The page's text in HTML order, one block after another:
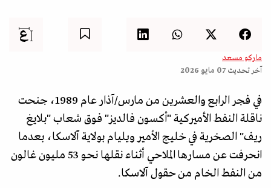
ماركو مسعد
آخر تحديث07 مايو 2026
في فجر الرابع والعشرين من مارس/آذار عام 1989، جنحت
ناقلة النفط الأميركية "أكسون فالديز" فوق شعاب "بلايغ
ريف" الصخرية في خليج الأمير ويليام بولاية آلاسكا، بعدما
انحرفت عن مسارها الملاحي أثناء نقلها نحو 53 مليون غالون
من النفط الخام من حقول آلاسكا.